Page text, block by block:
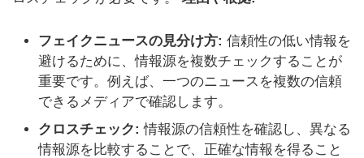
フェイクニュースの見分け方: 信頼性の低い情報を
避けるために、情報源を複数チェックすることが
重要です。例えば、一つのニュースを複数の信頼
できるメディアで確認します。
クロスチェック: 情報源の信頼性を確認し、異なる
情報源を比較することで、正確な情報を得ること